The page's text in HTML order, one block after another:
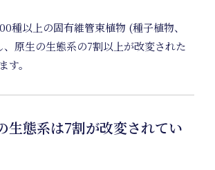
種以上の固有維管束植物 (種子植物、
、原生の生態系の7割以上が改変された
す。
生態系は7割が改変されてい